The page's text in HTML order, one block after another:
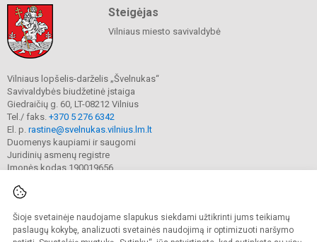
Šioje svetainėje naudojame slapukus siekdami užtikrinti jums teikiamų
paslaugų kokybę, analizuoti svetainės naudojimą ir optimizuoti naršymo
Steigėjas
Vilniaus miesto savivaldybė
Vilniaus lopšelis-darželis „Švelnukas“
Savivaldybės biudžetinė įstaiga
Giedraičių g. 60, LT-08212 Vilnius
Tel./ faks. +370 5 276 6342
El. p. rastine@svelnukas.vilnius.lm.lt
Duomenys kaupiami ir saugomi
Juridinių asmenų registre
Įmonės kodas 190019656
© 2024. Vilniaus lopšelis-darželis „Švelnukas“. Visos teisės saugomos.
Kopijuoti turinį be raštiško įstaigos administracijos sutikimo griežtai draudžiama.